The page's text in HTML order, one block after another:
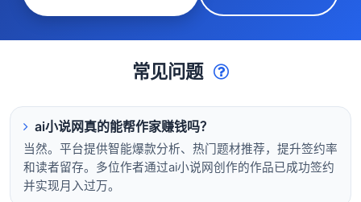
常见问题
ai小说网真的能帮作家赚钱吗？
当然。平台提供智能爆款分析、热门题材推荐，提升签约率
和读者留存。多位作者通过ai小说网创作的作品已成功签约
并实现月入过万。